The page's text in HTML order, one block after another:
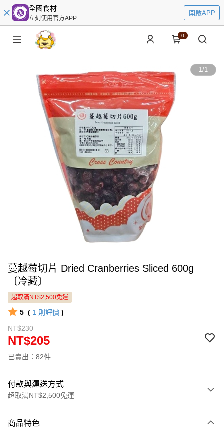
全國食材
立刻使用官方APP
開啟APP
0
1/1
蔓越莓切片 Dried Cranberries Sliced 600g
〔冷藏〕
超取滿NT$2,500免運
5 ( 1 則評價 )
NT$230
NT$205
已賣出：82件
付款與運送方式
超取滿NT$2,500免運
信用卡一次付款
商品特色